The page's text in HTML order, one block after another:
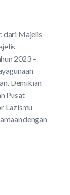
dari Majelis
2023 –
Demikian
Pusat
Lazismu
dengan